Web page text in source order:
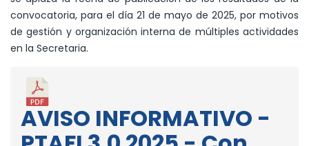
convocatoria, para el día 21 de mayo de 2025, por motivos
de gestión y organización interna de múltiples actividades
en la Secretaria.
AVISO INFORMATIVO -